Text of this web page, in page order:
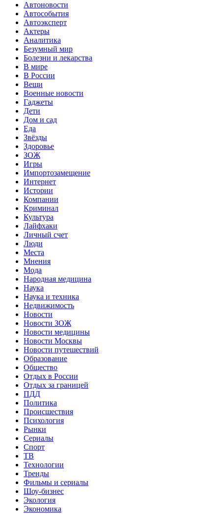
Автоновости
Автособытия
Автоэксперт
Актеры
Аналитика
Безумный мир
Болезни и лекарства
В мире
В России
Вещи
Военные новости
Гаджеты
Дети
Дом и сад
Еда
Звёзды
Здоровье
ЗОЖ
Игры
Импортозамещение
Интернет
Истории
Компании
Криминал
Культура
Лайфхаки
Личный счет
Люди
Места
Мнения
Мода
Народная медицина
Наука
Наука и техника
Недвижимость
Новости
Новости ЗОЖ
Новости медицины
Новости Москвы
Новости путешествий
Образование
Общество
Отдых в России
Отдых за границей
ПДД
Политика
Происшествия
Психология
Рынки
Сериалы
Спорт
ТВ
Технологии
Тренды
Фильмы и сериалы
Шоу-бизнес
Экология
Экономика